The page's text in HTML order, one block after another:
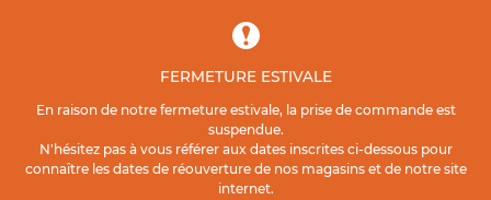
FERMETURE ESTIVALE
En raison de notre fermeture estivale, la prise de commande est
suspendue.
N'hésitez pas à vous référer aux dates inscrites ci-dessous pour
connaître les dates de réouverture de nos magasins et de notre site
internet.
Grain de caractère